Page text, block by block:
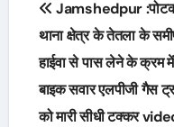
navigation
Jamshedpur
थाना क्षेत्र के तेतला के
हाईवा से पास लेने के क्रम में
बाइक सवार एलपीजी गैस
को मारी सीधी टक्कर